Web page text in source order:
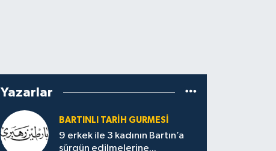
Yazarlar
BARTINLI TARIH GURMESI
9 erkek ile 3 kadının Bartın’a
sürgün edilmelerine...